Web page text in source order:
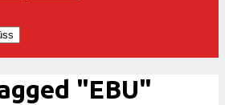
"EBU"